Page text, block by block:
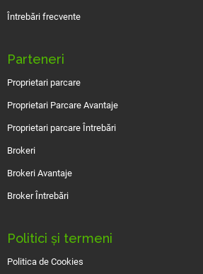
Întrebări frecvente
Parteneri
Proprietari parcare
Proprietari Parcare Avantaje
Proprietari parcare Întrebări
Brokeri
Brokeri Avantaje
Broker Întrebări
Politici și termeni
Politica de Cookies